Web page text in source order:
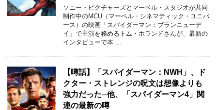
ソニー・ピクチャーズとマーベル・スタジオが共同
制作中のMCU（マーベル・シネマティック・ユニバ
ース）の映画「スパイダーマン：ブランニューデ
イ」で主演を務めるトム・ホランドさんが、最新の
インタビューで本 …
【噂話】「スパイダーマン：NWH」、ド
クター・ストレンジの呪文は想像よりも
強力だった─他、「スパイダーマン4」関
連の最新の噂